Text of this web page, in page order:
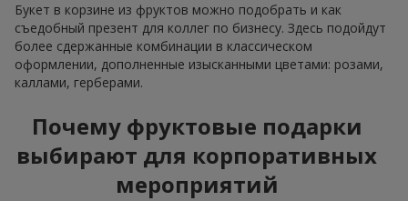
Букет в корзине из фруктов можно подобрать и как
съедобный презент для коллег по бизнесу. Здесь подойдут
более сдержанные комбинации в классическом
оформлении, дополненные изысканными цветами: розами,
каллами, герберами.
Почему фруктовые подарки
выбирают для корпоративных
мероприятий